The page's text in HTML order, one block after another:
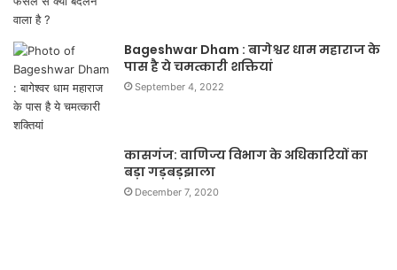
Bageshwar Dham : बागेश्वर धाम महाराज के
पास है ये चमत्कारी शक्तियां
September 4, 2022
कासगंज: वाणिज्य विभाग के अधिकारियों का
बड़ा गड़बड़झाला
December 7, 2020